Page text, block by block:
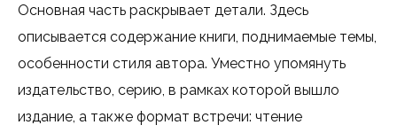
Основная часть раскрывает детали. Здесь
описывается содержание книги, поднимаемые темы,
особенности стиля автора. Уместно упомянуть
издательство, серию, в рамках которой вышло
издание, а также формат встречи: чтение